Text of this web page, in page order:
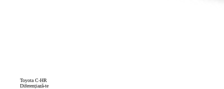
Toyota C-HR
Diferențiază-te